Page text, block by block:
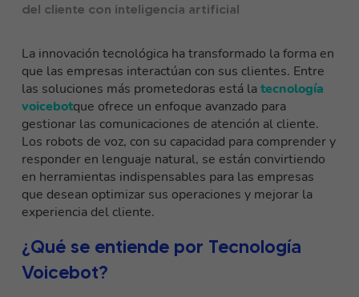
del cliente con inteligencia artificial
La innovación tecnológica ha transformado la forma en
que las empresas interactúan con sus clientes. Entre
las soluciones más prometedoras está latecnología
voicebotque ofrece un enfoque avanzado para
gestionar las comunicaciones de atención al cliente.
Los robots de voz, con su capacidad para comprender y
responder en lenguaje natural, se están convirtiendo
en herramientas indispensables para las empresas
que desean optimizar sus operaciones y mejorar la
experiencia del cliente.
¿Qué se entiende por Tecnología
Voicebot?